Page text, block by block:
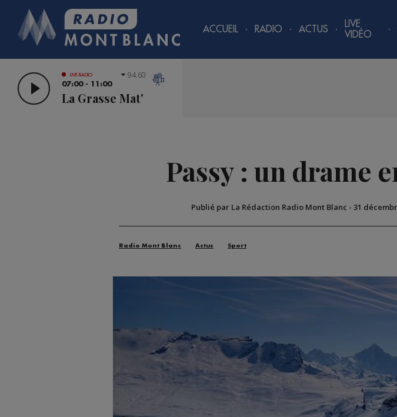
ACCUEIL RADIO ACTUS
LIVE
VIDÉO
LIVE RADIO
07:00 - 11:00
La Grasse Mat'
94.60
Passy : un drame
Publié par La Rédaction Radio Mont Blanc - 31
Radio Mont Blanc Actus Sport